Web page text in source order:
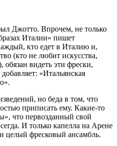
Джотто. Впрочем, не только
Италии» пишет
кто едет в Италию и,
(кто не любит искусства,
обязан видеть эти фрески,
«Итальянская
но беда в том, что
приписать ему. Какие-то
что первозданный свой
И только капелла на Арене
целый фресковый ансамбль.